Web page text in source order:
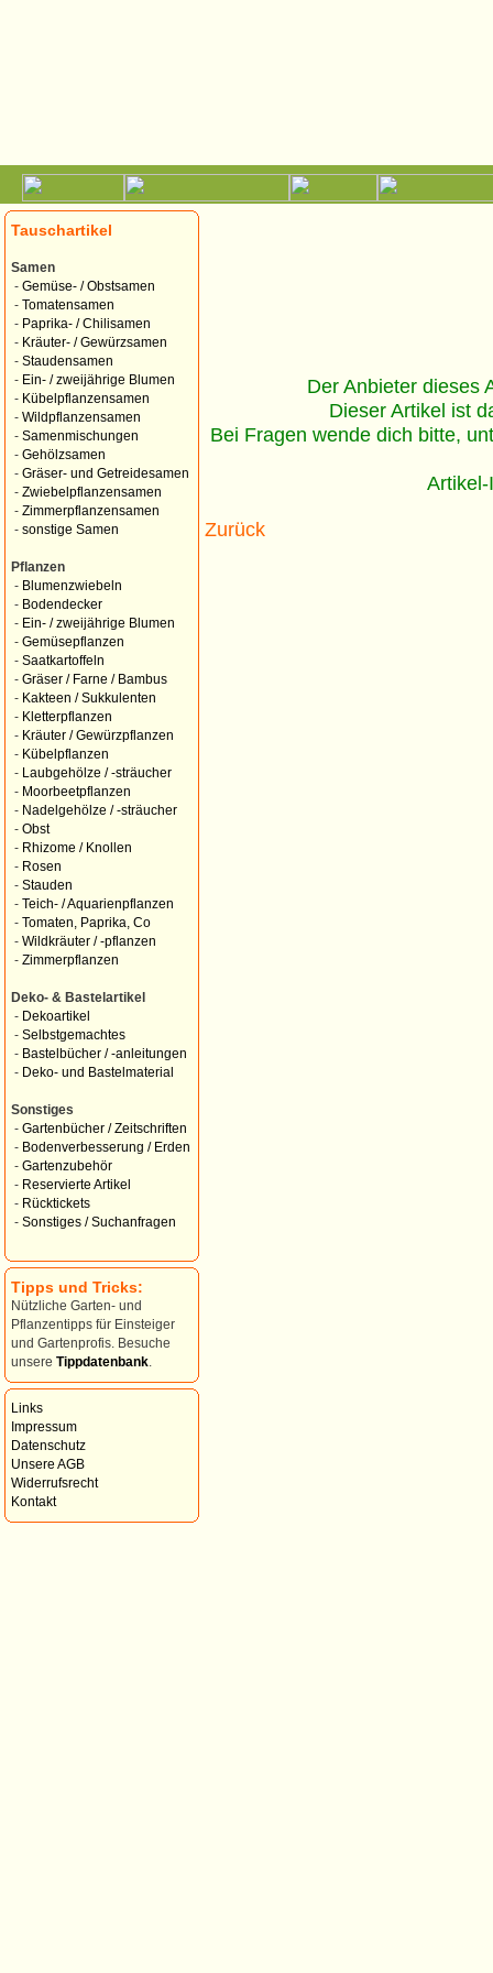
Tauschartikel
Samen
- Gemüse- / Obstsamen
- Tomatensamen
- Paprika- / Chilisamen
- Kräuter- / Gewürzsamen
- Staudensamen
- Ein- / zweijährige Blumen
- Kübelpflanzensamen
- Wildpflanzensamen
- Samenmischungen
- Gehölzsamen
- Gräser- und Getreidesamen
- Zwiebelpflanzensamen
- Zimmerpflanzensamen
- sonstige Samen
Pflanzen
- Blumenzwiebeln
- Bodendecker
- Ein- / zweijährige Blumen
- Gemüsepflanzen
- Saatkartoffeln
- Gräser / Farne / Bambus
- Kakteen / Sukkulenten
- Kletterpflanzen
- Kräuter / Gewürzpflanzen
- Kübelpflanzen
-
Laubgehölze / -sträucher
- Moorbeetpflanzen
- Nadelgehölze / -sträucher
- Obst
- Rhizome / Knollen
- Rosen
- Stauden
- Teich- / Aquarienpflanzen
- Tomaten, Paprika, Co
- Wildkräuter / -pflanzen
- Zimmerpflanzen
Deko- & Bastelartikel
- Dekoartikel
- Selbstgemachtes
- Bastelbücher / -anleitungen
- Deko- und Bastelmaterial
Sonstiges
- Gartenbücher / Zeitschriften
- Bodenverbesserung / Erden
- Gartenzubehör
- Reservierte Artikel
- Rücktickets
- Sonstiges / Suchanfragen
Tipps und Tricks:
Nützliche Garten- und
Pflanzentipps für Einsteiger
und Gartenprofis. Besuche
unsere Tippdatenbank
Links
Impressum
Datenschutz
Unsere AGB
Widerrufsrecht
Kontakt
Der Anbieter dieses
Dieser Artikel ist
Bei Fragen wende dich bitte,
Zurück